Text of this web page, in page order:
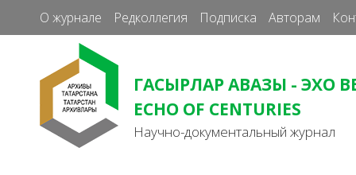
О журнале Редколлегия Подписка Авторам
ГАСЫРЛАР АВАЗЫ - ЭХО
ECHO OF CENTURIES
Научно-документальный журнал